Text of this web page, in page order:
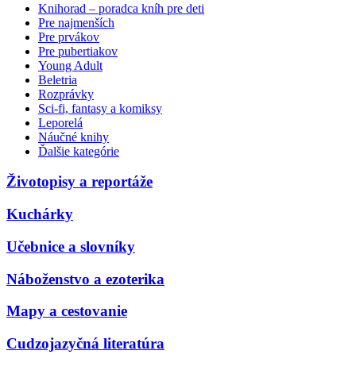
Knihorad – poradca kníh pre deti
Pre najmenších
Pre prvákov
Pre pubertiakov
Young Adult
Beletria
Rozprávky
Sci-fi, fantasy a komiksy
Leporelá
Náučné knihy
Ďalšie kategórie
Životopisy a reportáže
Kuchárky
Učebnice a slovníky
Náboženstvo a ezoterika
Mapy a cestovanie
Cudzojazyčná literatúra